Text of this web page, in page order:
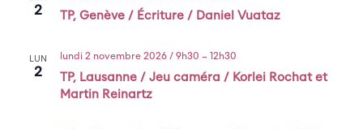
2 TP, Genève / Écriture / Daniel Vuataz
LUN
2
TP, Lausanne / Jeu caméra / Korlei Rochat et
Martin Reinartz
lundi 2 novembre 2026 / 9h30 – 12h30